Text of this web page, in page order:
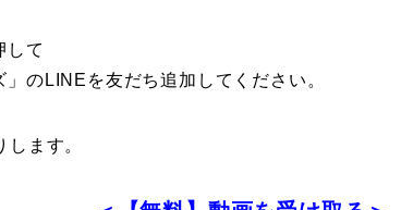
して
」のLINEを友だち追加してください。
ます。